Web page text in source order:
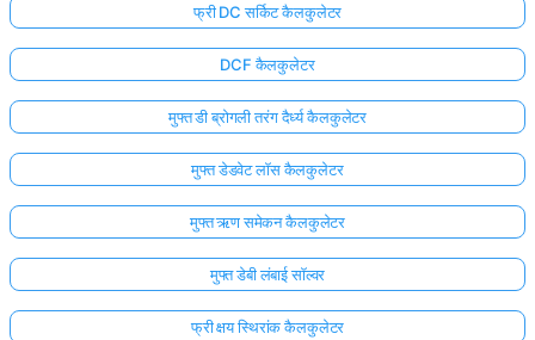
फ्री DC सर्किट कैलकुलेटर
DCF कैलकुलेटर
मुफ्त डी ब्रोगली तरंग दैर्ध्य कैलकुलेटर
मुफ्त डेडवेट लॉस कैलकुलेटर
मुफ्त ऋण समेकन कैलकुलेटर
मुफ्त डेबी लंबाई सॉल्वर
फ्री क्षय स्थिरांक कैलकुलेटर